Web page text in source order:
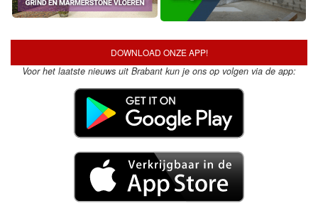
DOWNLOAD ONZE APP!
Voor het laatste nieuws uit Brabant kun je ons op volgen via de app: